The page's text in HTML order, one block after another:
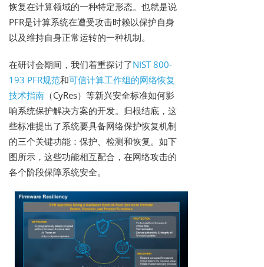
恢复在计算领域的一种特定形态。也就是说
PFR是计算系统在遭受攻击时赖以保护自身
以及维持自身正常运转的一种机制。
在研讨会期间，我们着重探讨了NIST 800-
193 PFR规范和可信计算工作组的网络恢复
技术指南 （CyRes）等新兴安全标准如何影
响系统保护解决方案的开发。归根结底，这
些标准提出了系统要具备网络保护恢复机制
的三个关键功能：保护、检测和恢复。如下
图所示，这些功能相互配合，在网络攻击的
各个阶段保障系统安全。